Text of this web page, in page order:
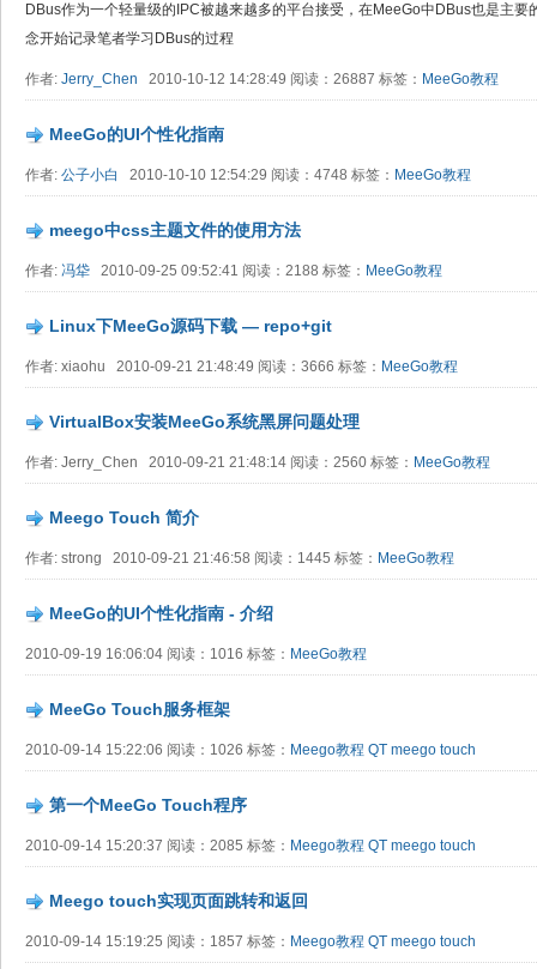
DBus作为一个轻量级的IPC被越来越多的平台接受，在MeeGo中DBus也是主
念开始记录笔者学习DBus的过程
作者: Jerry_Chen 2010-10-12 14:28:49 阅读：26887 标签： MeeGo教程
MeeGo的UI个性化指南
作者: 公子小白 2010-10-10 12:54:29 阅读：4748 标签： MeeGo教程
meego中css主题文件的使用方法
作者: 冯牮 2010-09-25 09:52:41 阅读：2188 标签： MeeGo教程
Linux下MeeGo源码下载 — repo+git
作者: xiaohu 2010-09-21 21:48:49 阅读：3666 标签： MeeGo教程
VirtualBox安装MeeGo系统黑屏问题处理
作者: Jerry_Chen 2010-09-21 21:48:14 阅读：2560 标签： MeeGo教程
Meego Touch 简介
作者: strong 2010-09-21 21:46:58 阅读：1445 标签： MeeGo教程
MeeGo的UI个性化指南 - 介绍
2010-09-19 16:06:04 阅读：1016 标签： MeeGo教程
MeeGo Touch服务框架
2010-09-14 15:22:06 阅读：1026 标签： Meego教程 QT meego touch
第一个MeeGo Touch程序
2010-09-14 15:20:37 阅读：2085 标签： Meego教程 QT meego touch
Meego touch实现页面跳转和返回
2010-09-14 15:19:25 阅读：1857 标签： Meego教程 QT meego touch